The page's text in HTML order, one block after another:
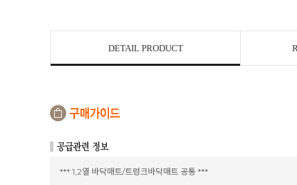
DETAIL PRODUCT
*** 1,2열 바닥매트/트렁크바닥매트 공통 ***